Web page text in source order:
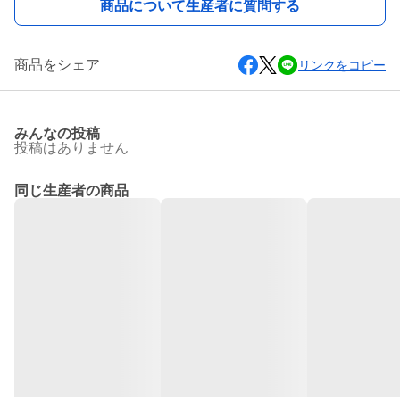
商品について生産者に質問する
商品をシェア リンクをコピー
みんなの投稿
投稿はありません
同じ生産者の商品